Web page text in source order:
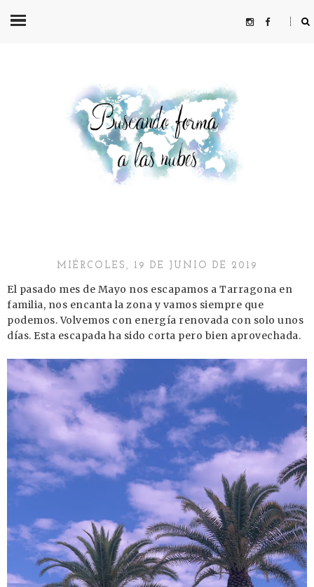
MIÉRCOLES, 19 DE JUNIO DE 2019
El pasado mes de Mayo nos escapamos a Tarragona en
familia, nos encanta la zona y vamos siempre que
podemos. Volvemos con energía renovada con solo unos
días. Esta escapada ha sido corta pero bien aprovechada.